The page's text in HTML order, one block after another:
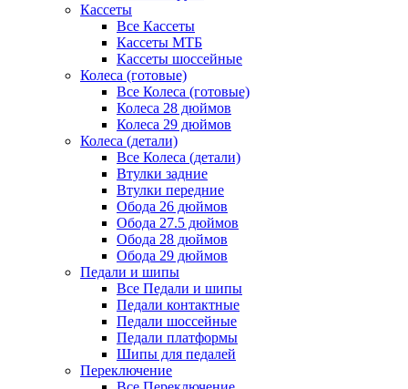
Кассеты
Все Кассеты
Кассеты МТБ
Кассеты шоссейные
Колеса (готовые)
Все Колеса (готовые)
Колеса 28 дюймов
Колеса 29 дюймов
Колеса (детали)
Все Колеса (детали)
Втулки задние
Втулки передние
Обода 26 дюймов
Обода 27.5 дюймов
Обода 28 дюймов
Обода 29 дюймов
Педали и шипы
Все Педали и шипы
Педали контактные
Педали шоссейные
Педали платформы
Шипы для педалей
Переключение